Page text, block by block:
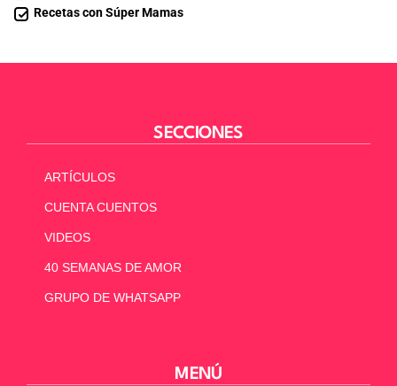
Recetas con Súper Mamas
SECCIONES
ARTÍCULOS
CUENTA CUENTOS
VIDEOS
40 SEMANAS DE AMOR
GRUPO DE WHATSAPP
MENÚ